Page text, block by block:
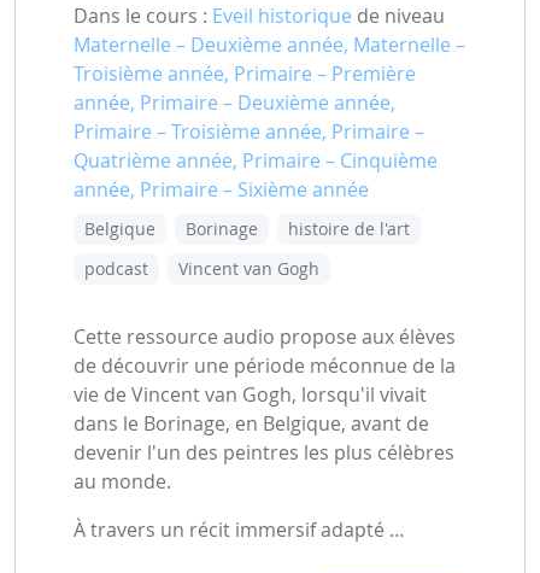
Dans le cours : Eveil historique de niveau
Maternelle – Deuxième année, Maternelle –
Troisième année, Primaire – Première
année, Primaire – Deuxième année,
Primaire – Troisième année, Primaire –
Quatrième année, Primaire – Cinquième
année, Primaire – Sixième année
Belgique Borinage
histoire de l'art
podcast
Vincent van Gogh
Cette ressource audio propose aux élèves
de découvrir une période méconnue de la
vie de Vincent van Gogh, lorsqu'il vivait
dans le Borinage, en Belgique, avant de
devenir l'un des peintres les plus célèbres
au monde.
À travers un récit immersif adapté …